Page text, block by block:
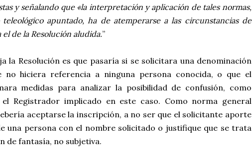
y señalando que «la interpretación y aplicación de tales normas,
apuntado, ha de atemperarse a las circunstancias de
el de la Resolución aludida.”
la Resolución es que pasaría si se solicitara una denominación
no hiciera referencia a ninguna persona conocida, o que el
medidas para analizar la posibilidad de confusión, como
el Registrador implicado en este caso. Como norma general
aceptarse la inscripción, a no ser que el solicitante aporte
una persona con el nombre solicitado o justifique que se trata
de fantasía, no subjetiva.